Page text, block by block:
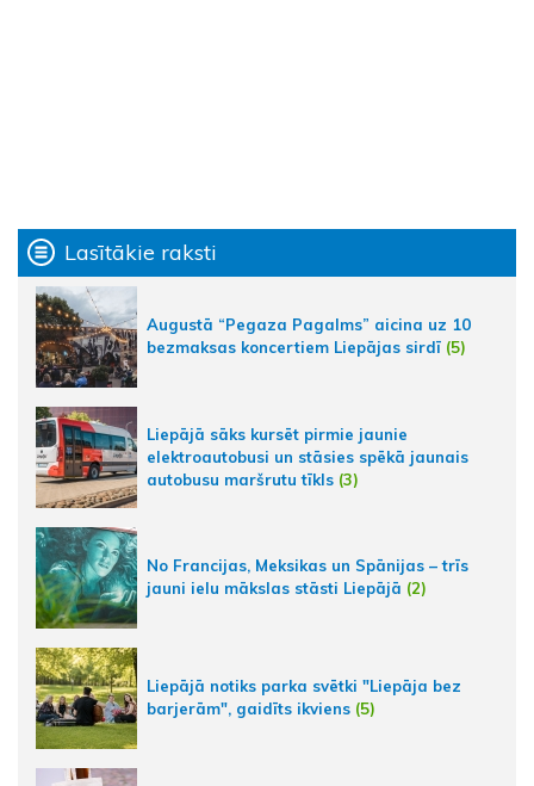
Lasītākie raksti
Augustā “Pegaza Pagalms” aicina uz 10
bezmaksas koncertiem Liepājas sirdī (5)
Liepājā sāks kursēt pirmie jaunie
elektroautobusi un stāsies spēkā jaunais
autobusu maršrutu tīkls (3)
No Francijas, Meksikas un Spānijas – trīs
jauni ielu mākslas stāsti Liepājā (2)
Liepājā notiks parka svētki "Liepāja bez
barjerām", gaidīts ikviens (5)